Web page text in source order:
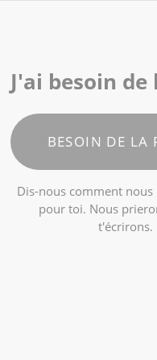
J'ai besoin
BESOIN DE LA
Dis-nous comment
pour toi. Nous
t'écrirons.